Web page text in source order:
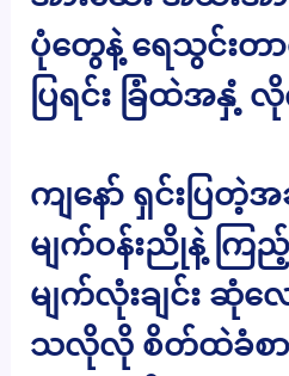
ပုံတွေနဲ့ ရေသွင်းတ
ပြရင်း ခြံထဲအနှံ့
ကျနော် ရှင်းပြတဲ့
မျက်ဝန်းညိုနဲ့ ကြည့်
မျက်လုံးချင်း ဆုံလ
သလိုလို စိတ်ထဲခံစာ